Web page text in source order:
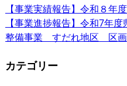
【事業実績報告】令和８年
【事業進捗報告】令和7年
整備事業 すだれ地区 区画
カテゴリー